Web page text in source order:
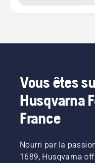
Vous êtes
Husqvarna
France
Nourri par la
1689, Husqvarna